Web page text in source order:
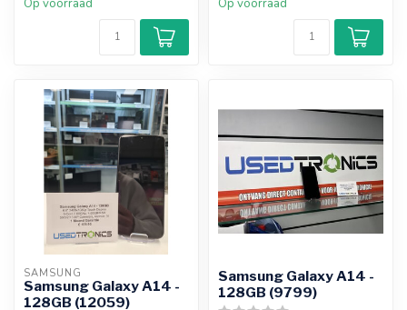
Op voorraad Op voorraad
SAMSUNG
Samsung Galaxy A14 -
128GB (12059)
Samsung Galaxy A14 -
128GB (9799)